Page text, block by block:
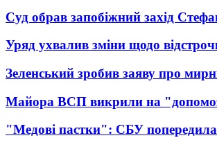
Суд обрав запобіжний захід
Уряд ухвалив зміни щодо
Зеленський зробив заяву про
Майора ВСП викрили на
"Медові пастки": СБУ попередила